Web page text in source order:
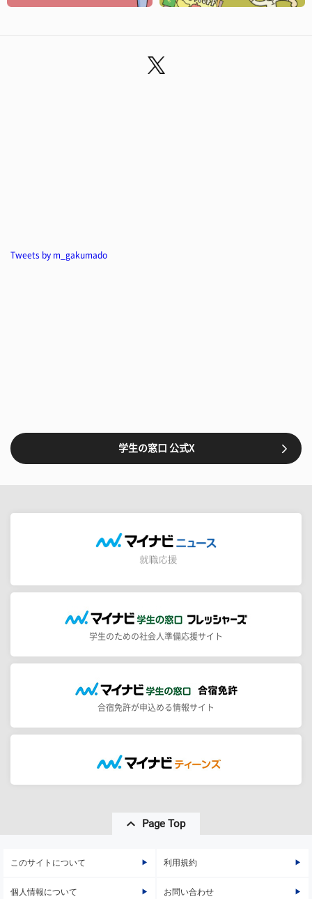
Tweets by m_gakumado
学生の窓口 公式X
学生のための社会人準備応援サイト
合宿免許が申込める情報サイト
Page Top
このサイトについて 利用規約
個人情報について お問い合わせ